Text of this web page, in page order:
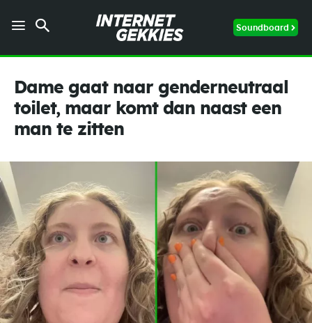
Soundboard
Dame gaat naar genderneutraal
toilet, maar komt dan naast een
man te zitten